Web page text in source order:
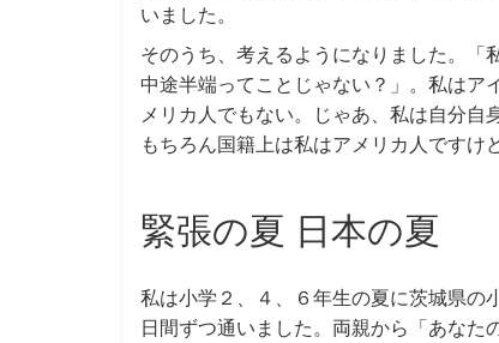
いました。
そのうち、考えるようになりました。「
中途半端ってことじゃない？」。私はア
メリカ人でもない。じゃあ、私は自分自
もちろん国籍上は私はアメリカ人です
緊張の夏 日本の夏
私は小学２、４、６年生の夏に茨城県の
日間ずつ通いました。両親から「あなた